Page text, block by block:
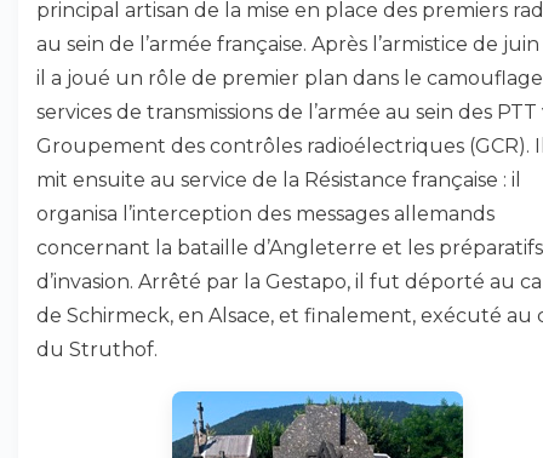
principal artisan de la mise en place des premiers
au sein de l’armée française. Après l’armistice de juin
il a joué un rôle de premier plan dans le
services de transmissions de l’armée au sein des PTT
Groupement des contrôles radioélectriques (GCR).
mit ensuite au service de la Résistance française : il
organisa l’interception des messages allemands
concernant la bataille d’Angleterre et les préparatifs
d’invasion. Arrêté par la Gestapo, il fut déporté au
de Schirmeck, en Alsace, et finalement, exécuté au
du Struthof.